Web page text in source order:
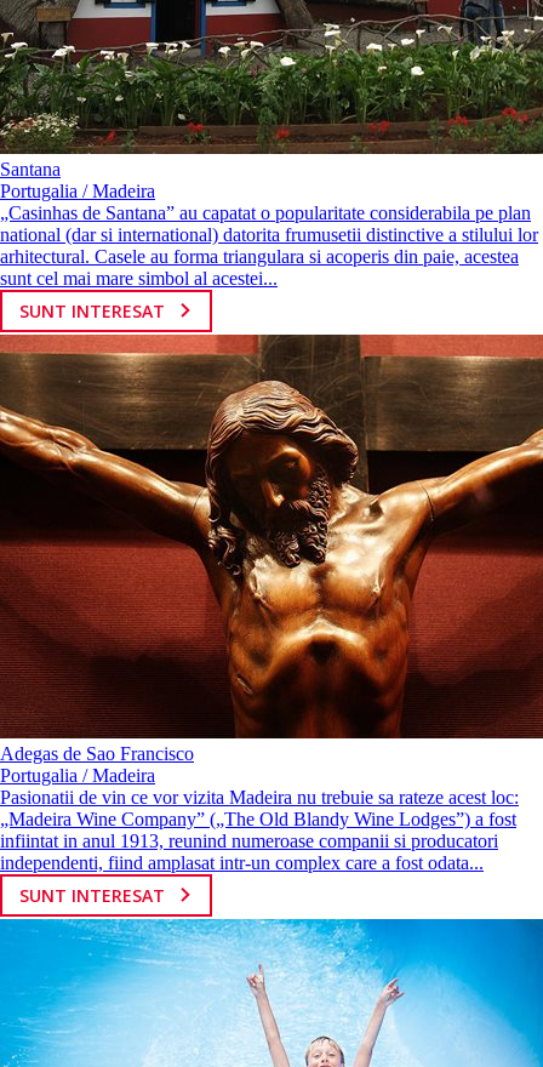
Santana
Portugalia / Madeira
„Casinhas de Santana” au capatat o popularitate considerabila pe plan
national (dar si international) datorita frumusetii distinctive a stilului lor
arhitectural. Casele au forma triangulara si acoperis din paie, acestea
sunt cel mai mare simbol al acestei...
SUNT INTERESAT
Adegas de Sao Francisco
Portugalia / Madeira
Pasionatii de vin ce vor vizita Madeira nu trebuie sa rateze acest loc:
„Madeira Wine Company” („The Old Blandy Wine Lodges”) a fost
infiintat in anul 1913, reunind numeroase companii si producatori
independenti, fiind amplasat intr-un complex care a fost odata...
SUNT INTERESAT